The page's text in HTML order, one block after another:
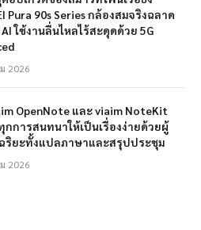
Pura 90s Series กล้องสมจริงฉลาด
ใช้งานลื่นไหลไร้สะดุดด้วย 5G
2026
OpenNote และ viaim NoteKit
กการสนทนาให้เป็นเรื่องง่ายด้วยผู้
ริยะทั้งแปลภาษาและสรุปประชุม
2026